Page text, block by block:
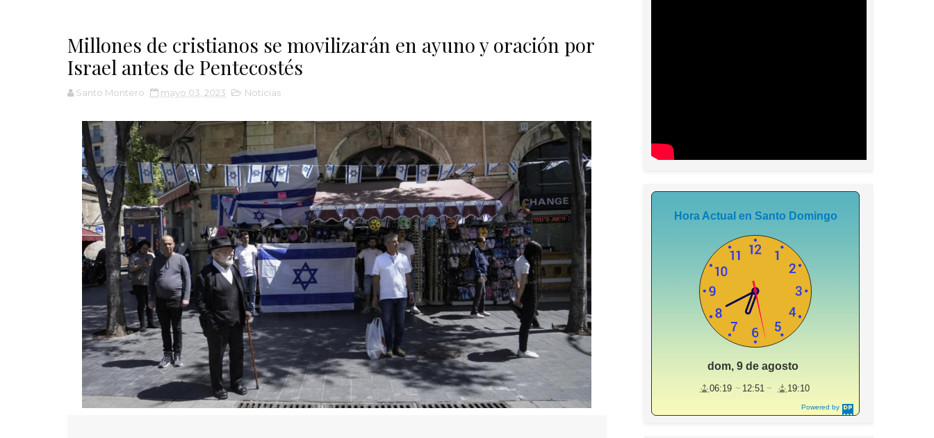
Millones de cristianos se movilizarán en ayuno y oración por
Israel antes de Pentecostés
Santo Montero mayo 03, 2023 Noticias
Powered by
DaysPedia.c
Hora Actual en Santo Domingo
dom, 9 de agosto
06:19 12:51 19:10